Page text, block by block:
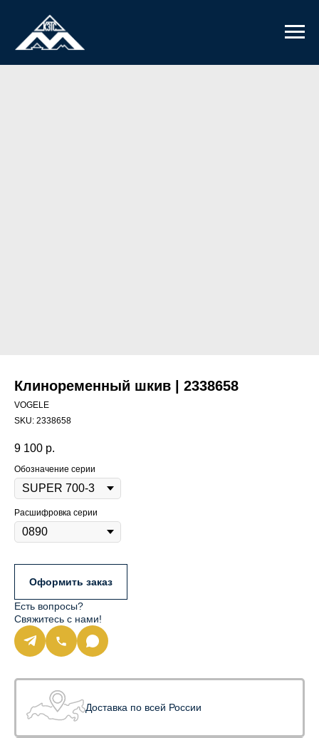
Клиноременный шкив | 2338658
VOGELE
SKU: 2338658
9 100 р.
Обозначение серии
Расшифровка серии
Оформить заказ
Есть вопросы?
Свяжитесь с нами!
Доставка по всей России